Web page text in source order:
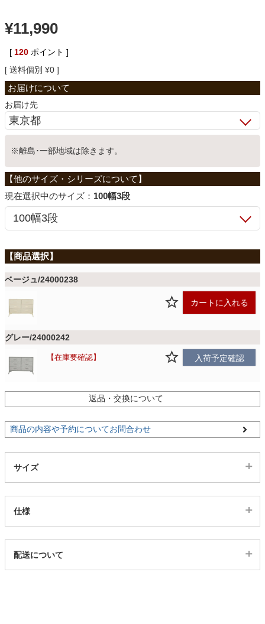
ベッド
収納家具
学習机
ホームオフィス
こたつ
寝具
カーテン
マット
¥11,990
[ 120 ポイント ]
送料個別 ¥0
お届け先
※離島･一部地域は除きます。
サイズ： 100幅3段
ベージュ/24000238
カートに入れる
グレー/24000242
在庫要確認 入荷予定確認
返品・交換について
商品の内容や予約についてお問合わせ
サイズ
仕様
24000238
配送について